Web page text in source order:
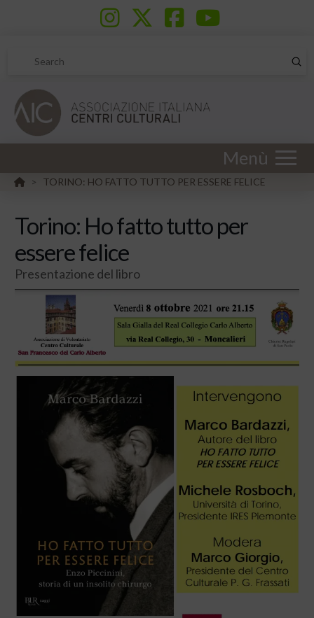
Search
Menù
HOME
> TORINO: HO FATTO TUTTO PER ESSERE FELICE
Torino: Ho fatto tutto per
essere felice
Presentazione del libro